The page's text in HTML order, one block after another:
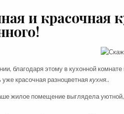
и красочная
благодаря этому в кухонной
уже красочная разноцветнаякухня..
жилое помещение выглядела